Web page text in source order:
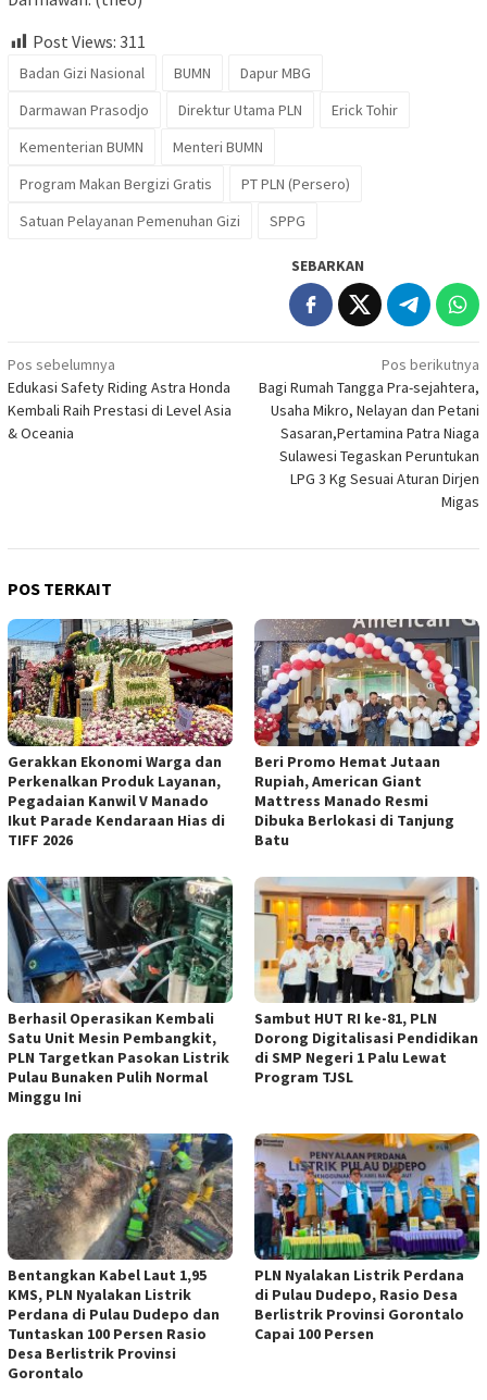
Post Views: 311
Badan Gizi Nasional BUMN
Dapur MBG
Darmawan Prasodjo
Direktur Utama PLN
Erick Tohir
Kementerian BUMN
Menteri BUMN
Program Makan Bergizi Gratis
PT PLN (Persero)
Satuan Pelayanan Pemenuhan Gizi
SPPG
SEBARKAN
Navigasi
pos
Pos sebelumnya
Edukasi Safety Riding Astra Honda
Kembali Raih Prestasi di Level Asia
& Oceania
Pos berikutnya
Bagi Rumah Tangga Pra-sejahtera,
Usaha Mikro, Nelayan dan Petani
Sasaran,Pertamina Patra Niaga
Sulawesi Tegaskan Peruntukan
LPG 3 Kg Sesuai Aturan Dirjen
Migas
POS TERKAIT
Gerakkan Ekonomi Warga dan
Perkenalkan Produk Layanan,
Pegadaian Kanwil V Manado
Ikut Parade Kendaraan Hias di
TIFF 2026
Beri Promo Hemat Jutaan
Rupiah, American Giant
Mattress Manado Resmi
Dibuka Berlokasi di Tanjung
Batu
Berhasil Operasikan Kembali
Satu Unit Mesin Pembangkit,
PLN Targetkan Pasokan Listrik
Pulau Bunaken Pulih Normal
Minggu Ini
Sambut HUT RI ke-81, PLN
Dorong Digitalisasi Pendidikan
di SMP Negeri 1 Palu Lewat
Program TJSL
Bentangkan Kabel Laut 1,95
KMS, PLN Nyalakan Listrik
Perdana di Pulau Dudepo dan
Tuntaskan 100 Persen Rasio
Desa Berlistrik Provinsi
Gorontalo
PLN Nyalakan Listrik Perdana
di Pulau Dudepo, Rasio Desa
Berlistrik Provinsi Gorontalo
Capai 100 Persen